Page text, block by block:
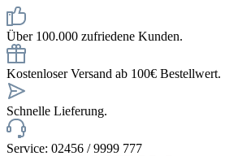
Über 100.000 zufriedene Kunden.
Kostenloser Versand ab 100€ Bestellwert.
Schnelle Lieferung.
Service: 02456 / 9999 777